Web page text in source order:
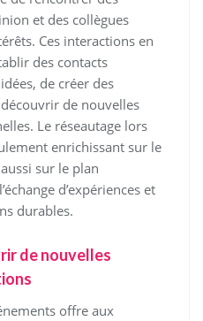
et des collègues
Ces interactions en
des contacts
de créer des
de nouvelles
Le réseautage lors
enrichissant sur le
sur le plan
d’expériences et
durables.
de nouvelles
offre aux